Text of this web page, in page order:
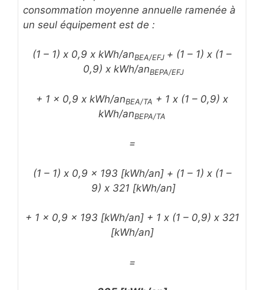
consommation moyenne annuelle ramenée à
un seul équipement est de :
(1 – 1) x 0,9 x kWh/anBEA/EFJ + (1 – 1) x (1 –
0,9) x kWh/anBEPA/EFJ
+ 1 x 0,9 x kWh/anBEA/TA + 1 x (1 – 0,9) x
kWh/anBEPA/TA
=
(1 – 1) x 0,9 x 193 [kWh/an] + (1 – 1) x (1 –
9) x 321 [kWh/an]
+ 1 x 0,9 x 193 [kWh/an] + 1 x (1 – 0,9) x 321
[kWh/an]
=